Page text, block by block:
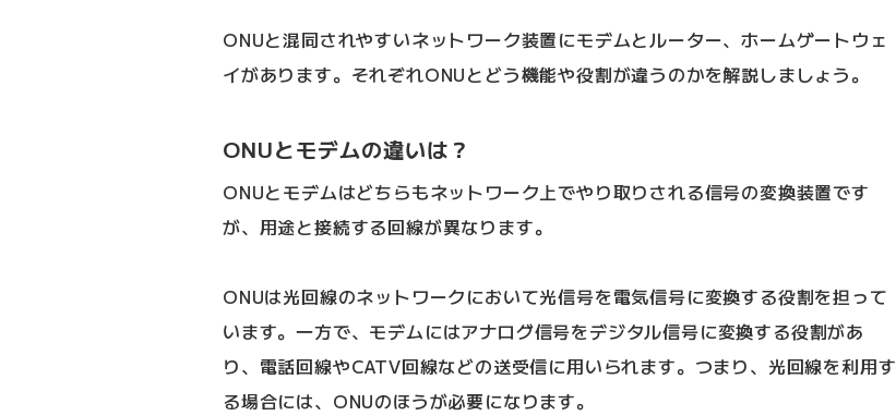
ONUと混同されやすいネットワーク装置にモデムとルーター、ホームゲートウェ
イがあります。それぞれONUとどう機能や役割が違うのかを解説しましょう。
ONUとモデムの違いは？
ONUとモデムはどちらもネットワーク上でやり取りされる信号の変換装置です
が、用途と接続する回線が異なります。
ONUは光回線のネットワークにおいて光信号を電気信号に変換する役割を担って
います。一方で、モデムにはアナログ信号をデジタル信号に変換する役割があ
り、電話回線やCATV回線などの送受信に用いられます。つまり、光回線を利用す
る場合には、ONUのほうが必要になります。